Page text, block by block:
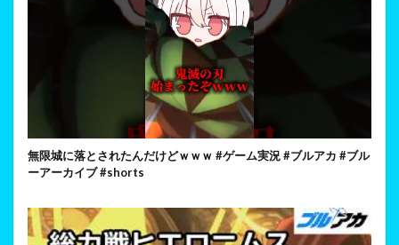
無限城に落とされたんだけどｗｗｗ #ゲーム実況 #ブルアカ #ブル
ーアーカイブ #shorts